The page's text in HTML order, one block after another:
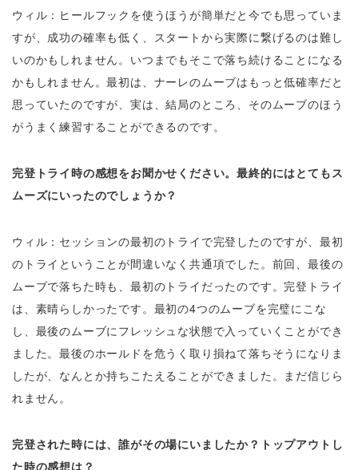
ウィル：ヒールフックを使うほうが簡単だと今でも思っていま
すが、成功の確率も低く、スタートから実際に繋げるのは難し
いのかもしれません。いつまでもそこで落ち続けることになる
かもしれません。最初は、ナーレのムーブはもっと低確率だと
思っていたのですが、実は、結局のところ、そのムーブのほう
がうまく練習することができるのです。
完登トライ時の感想をお聞かせください。最終的にはとてもス
ムーズにいったのでしょうか？
ウィル：セッションの最初のトライで完登したのですが、最初
のトライということが間違いなく共通項でした。前回、最後の
ムーブで落ちた時も、最初のトライだったのです。完登トライ
は、素晴らしかったです。最初の4つのムーブを完璧にこな
し、最後のムーブにフレッシュな状態で入っていくことができ
ました。最後のホールドを危うく取り損ねて落ちそうになりま
したが、なんとか持ちこたえることができました。まだ信じら
れません。
完登された時には、誰がその場にいましたか？トップアウトし
た時の感想は？